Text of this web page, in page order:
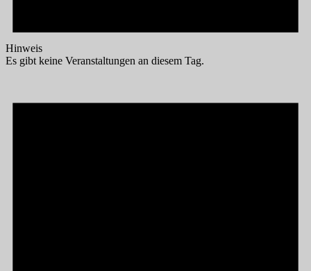
Hinweis
Es gibt keine Veranstaltungen an diesem Tag.